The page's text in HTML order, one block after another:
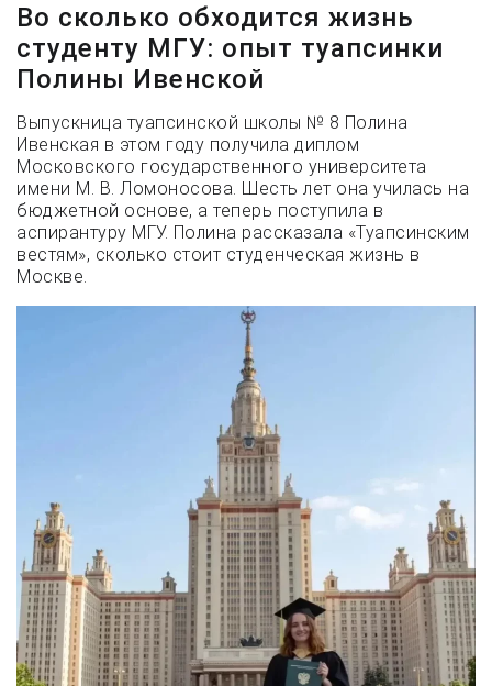
Во сколько обходится жизнь
студенту МГУ: опыт туапсинки
Полины Ивенской
Выпускница туапсинской школы № 8 Полина
Ивенская в этом году получила диплом
Московского государственного университета
имени М. В. Ломоносова. Шесть лет она училась на
бюджетной основе, а теперь поступила в
аспирантуру МГУ. Полина рассказала «Туапсинским
вестям», сколько стоит студенческая жизнь в
Москве.